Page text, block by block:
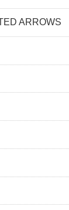
ARROWS